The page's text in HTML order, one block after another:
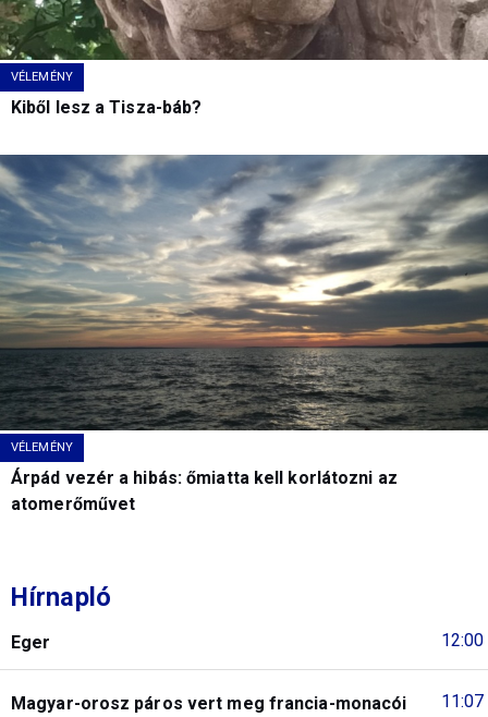
VÉLEMÉNY
Kiből lesz a Tisza-báb?
VÉLEMÉNY
Árpád vezér a hibás: őmiatta kell korlátozni az
atomerőművet
Hírnapló
12:00
Eger
11:07
Magyar-orosz páros vert meg francia-monacói